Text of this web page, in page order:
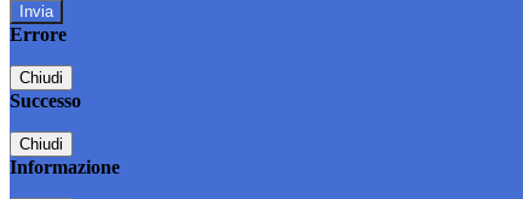
Errore
Chiudi
Successo
Chiudi
Informazione